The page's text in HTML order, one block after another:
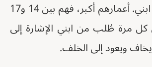
اسم محدد قاله ابني. أعمارهم أكبر، فهم بين 14 و17
مرة طُلب من ابني الإشارة إلى
ويعود إلى الخلف.